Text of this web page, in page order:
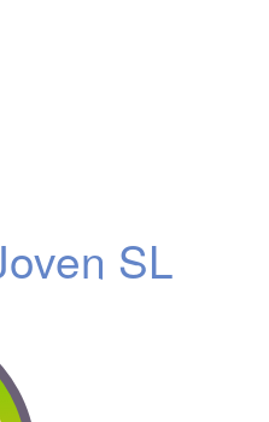
SL